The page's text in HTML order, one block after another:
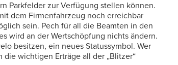
Parkfelder zur Verfügung stellen können.
dem Firmenfahrzeug noch erreichbar
sein. Pech für all die Beamten in den
wird an der Wertschöpfung nichts ändern.
besitzen, ein neues Statussymbol. Wer
die wichtigen Erträge all der „Blitzer“